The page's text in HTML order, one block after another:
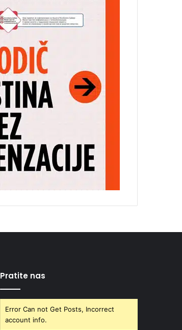
Pratite nas
Error Can not Get Posts, Incorrect
account info.